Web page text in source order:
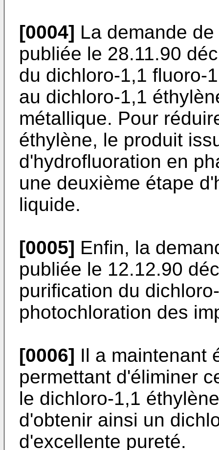
[0004] La demande
publiée le 28.11.90
du dichloro-1,1 fluoro-
au dichloro-1,1
métallique. Pour
éthylène, le produit
d'hydrofluoration en
une deuxième étape
liquide.
[0005] Enfin, la
publiée le 12.12.90
purification du
photochloration des
[0006] Il a maintenant
permettant d'éliminer
le dichloro-1,1
d'obtenir ainsi un
d'excellente pureté.